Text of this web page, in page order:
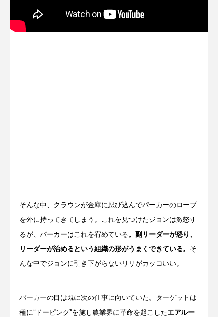
そんな中、クラウンが金庫に忍び込んでパーカーのローブ
を外に持ってきてしまう。これを見つけたジョンは激怒す
るが、パーカーはこれを宥めている。副リーダーが怒り、
リーダーが治めるという組織の形がうまくできている。 そ
んな中でジョンに引き下がらないリリがカッコいい。
パーカーの目は既に次の仕事に向いていた。ターゲットは
種に“ドーピング”を施し農業界に革命を起こしたエアルー